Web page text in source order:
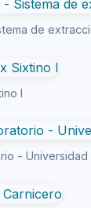
de
l
- Universidad